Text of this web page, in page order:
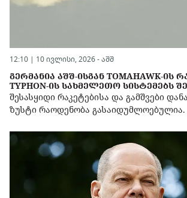
12:10 | 10 ივლისი, 2026 - აშშ
ᲒᲔᲠᲛᲐᲜᲘᲐ ᲐᲨᲨ-ᲘᲡᲒᲐᲜ TOMAHAWK-ᲘᲡ
TYPHON-ᲘᲡ ᲡᲐᲮᲛᲔᲚᲔᲗᲝ ᲡᲘᲡᲢᲔᲛᲔᲑᲡ
შესასყიდი რაკეტებისა და გამშვები
ზუსტი რაოდენობა გასაიდუმლოებულია.